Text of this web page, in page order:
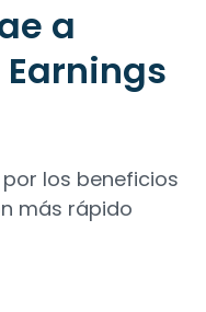
a
los beneficios
más rápido